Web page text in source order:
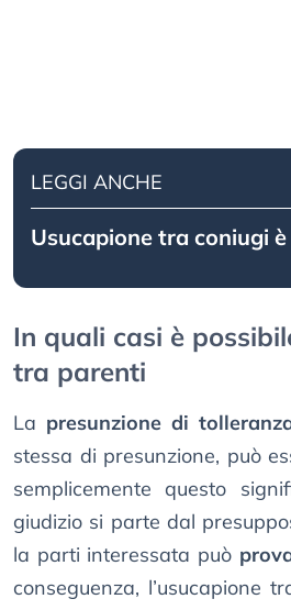
LEGGI ANCHE
Usucapione tra coniugi
In quali casi è
tra parenti
La presunzione di
stessa di presunzione, può
semplicemente questo
giudizio si parte dal
la parti interessata può
conseguenza, l’usucapione